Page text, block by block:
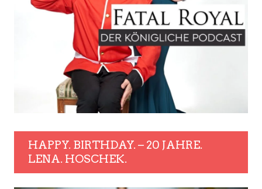
HAPPY. BIRTHDAY. – 20 JAHRE.
LENA. HOSCHEK.